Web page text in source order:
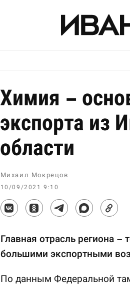
Химия –
экспорта из
области
Михаил Мокрецов
10/09/2021 9:10
Главная отрасль региона –
большими экспортными
По данным Федеральной